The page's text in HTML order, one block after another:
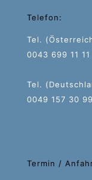
Telefon:
Tel.
0043 699 11 11
Tel.
0049 157 30
Termin /